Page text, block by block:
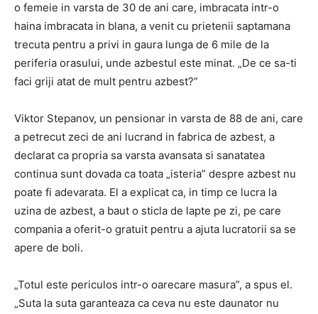
o femeie in varsta de 30 de ani care, imbracata intr-o
haina imbracata in blana, a venit cu prietenii saptamana
trecuta pentru a privi in gaura lunga de 6 mile de la
periferia orasului, unde azbestul este minat. „De ce sa-ti
faci griji atat de mult pentru azbest?”
Viktor Stepanov, un pensionar in varsta de 88 de ani, care
a petrecut zeci de ani lucrand in fabrica de azbest, a
declarat ca propria sa varsta avansata si sanatatea
continua sunt dovada ca toata „isteria” despre azbest nu
poate fi adevarata. El a explicat ca, in timp ce lucra la
uzina de azbest, a baut o sticla de lapte pe zi, pe care
compania a oferit-o gratuit pentru a ajuta lucratorii sa se
apere de boli.
„Totul este periculos intr-o oarecare masura”, a spus el.
„Suta la suta garanteaza ca ceva nu este daunator nu